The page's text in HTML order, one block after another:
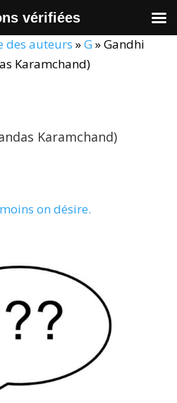
des auteurs »G »Gandhi
Karamchand)
Karamchand)
on désire.
vérifiées